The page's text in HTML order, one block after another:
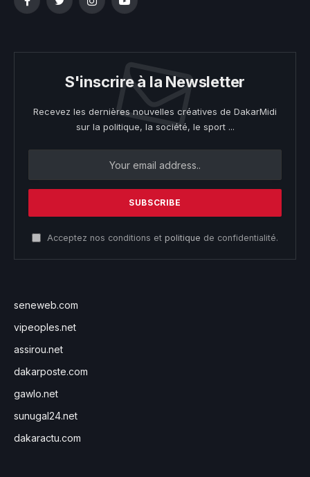
FacebookTwitterInstagramYouTube
S'inscrire à la Newsletter
Recevez les dernières nouvelles créatives de DakarMidi
sur la politique, la société, le sport ...
Acceptez nos conditions et politique de confidentialité.
seneweb.com
vipeoples.net
assirou.net
dakarposte.com
gawlo.net
sunugal24.net
dakaractu.com